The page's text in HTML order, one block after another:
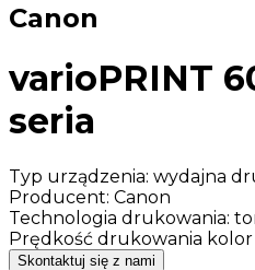
Canon
varioPRINT
seria
Typ urządzenia: wydajna
Producent: Canon
Technologia drukowania:
Prędkość drukowania kolor
Skontaktuj się z nami